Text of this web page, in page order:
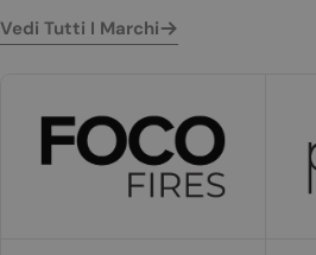
Vedi Tutti I Marchi